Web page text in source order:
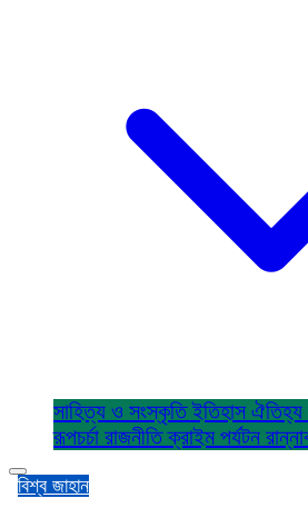
সাহিত্য ও সংস্কৃতিইতিহাস ঐতিহ্য
রূপচর্চা রাজনীতিক্রাইম পর্যটন
বিশ্ব জাহান